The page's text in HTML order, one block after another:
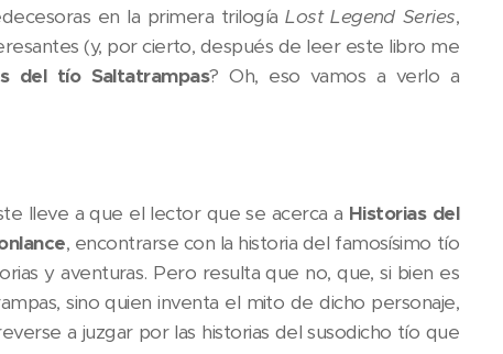
en la primera trilogíaLost Legend Series,
(y, por cierto, después de leer este libro me
del tío Saltatrampas? Oh, eso vamos a verlo a
lleve a que el lector que se acerca a Historias del
, encontrarse con la historia del famosísimo tío
y aventuras. Pero resulta que no, que, si bien es
sino quien inventa el mito de dicho personaje,
a juzgar por las historias del susodicho tío que